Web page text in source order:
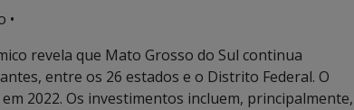
•
revela que Mato Grosso do Sul continua
entre os 26 estados e o Distrito Federal. O
2022. Os investimentos incluem, principalmente,